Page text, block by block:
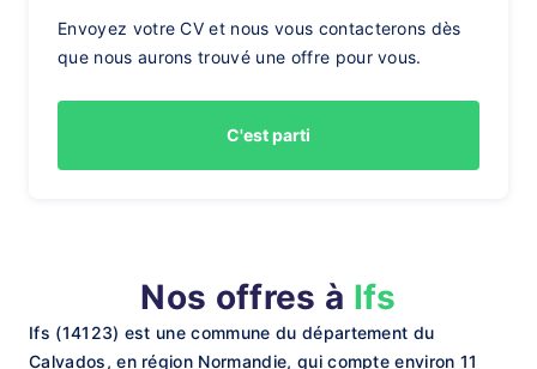
Envoyez votre CV et nous vous contacterons dès
que nous aurons trouvé une offre pour vous.
C'est parti
Nos offres à Ifs
Ifs (14123) est une commune du département du
Calvados, en région Normandie, qui compte environ 11